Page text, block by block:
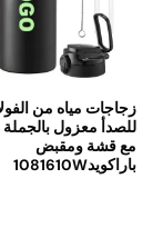
زجاجات مياه من
للصدأ معزول
مع قشة ومقبض
باراكويد1081610W